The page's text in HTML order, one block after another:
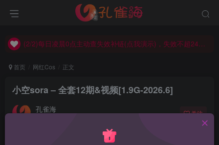
(2/2)每日凌晨0点主动查失效补链(点我演示)，失效不超24小时，
(2/2)每日凌晨0点主动查失效补链(点我演示)，失效不超24小时，
首页 网红Cos 正文
小空sora – 全套12期&视频[1.9G-2026.6]
孔雀海 关注